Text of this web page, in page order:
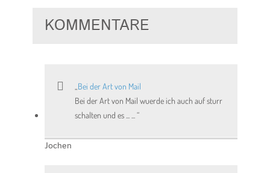
KOMMENTARE
Bei der Art von Mail
Bei der Art von Mail wuerde ich auch auf sturr
schalten und es ... ...
Jochen